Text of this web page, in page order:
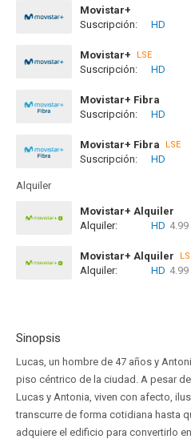
Movistar+
Disponible hasta el
Suscripción: HD
Movistar+
LSE
Disponible hasta el
Suscripción: HD
Movistar+ Fibra
Disponible hasta el
Suscripción: HD
Movistar+ Fibra
LSE
Disponible hasta el
Suscripción: HD
Alquiler
Movistar+ Alquiler
Disponible hasta el Dom,
Alquiler: HD 4.99
Movistar+ Alquiler
Disponible hasta el Dom,
Alquiler: HD 4.99
Sinopsis
Lucas, un hombre de 47 años y
piso céntrico de la ciudad. A pesar
Lucas y Antonia, viven con afecto,
transcurre de forma cotidiana hasta
adquiere el edificio para convertirlo